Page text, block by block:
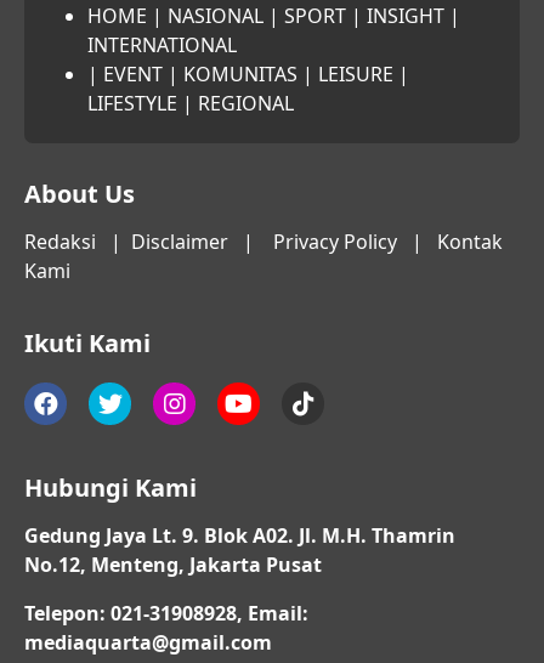
HOME | NASIONAL | SPORT | INSIGHT |
INTERNATIONAL
| EVENT | KOMUNITAS | LEISURE |
LIFESTYLE | REGIONAL
About Us
Redaksi | Disclaimer | Privacy Policy | Kontak
Kami
Ikuti Kami
Hubungi Kami
Gedung Jaya Lt. 9. Blok A02. Jl. M.H. Thamrin
No.12, Menteng, Jakarta Pusat
Telepon: 021-31908928, Email:
mediaquarta@gmail.com